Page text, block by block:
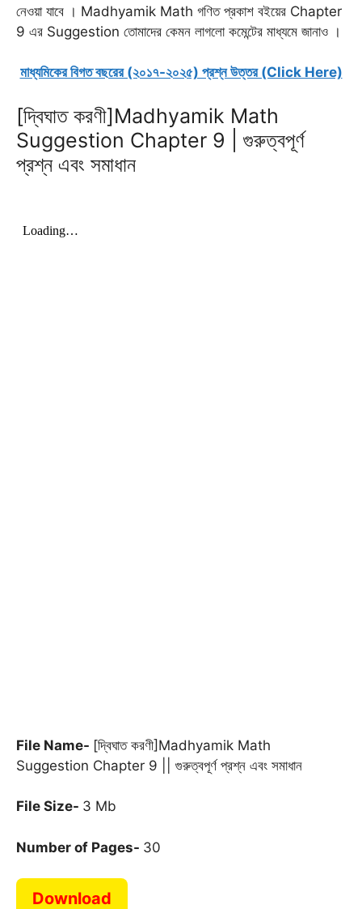
r
t
নেওয়া যাবে । Madhyamik Math গণিত প্রকাশ বইয়ের Chapter
9 এর Suggestion তোমাদের কেমন লাগলো কমেন্টের মাধ্যমে জানাও ।
মাধ্যমিকের বিগত বছরের (২০১৭-২০২৫) প্রশ্ন উত্তর (Click Here)
[দ্বিঘাত করণী]Madhyamik Math
Suggestion Chapter 9 | গুরুত্বপূর্ণ
প্রশ্ন এবং সমাধান
File Name- [দ্বিঘাত করণী]Madhyamik Math
Suggestion Chapter 9 || গুরুত্বপূর্ণ প্রশ্ন এবং সমাধান
File Size- 3 Mb
Number of Pages- 30
Download